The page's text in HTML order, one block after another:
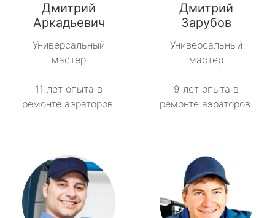
Дмитрий
Аркадьевич
Универсальный
мастер
11 лет опыта в
ремонте аэраторов.
Дмитрий
Зарубов
Универсальный
мастер
9 лет опыта в
ремонте аэраторов.